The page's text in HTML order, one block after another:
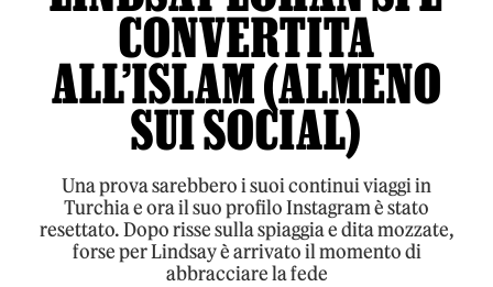
CONVERTITA
ALL’ISLAM (ALMENO
SUI SOCIAL)
Una prova sarebbero i suoi continui viaggi in
Turchia e ora il suo profilo Instagram è stato
resettato. Dopo risse sulla spiaggia e dita mozzate,
forse per Lindsay è arrivato il momento di
abbracciare la fede